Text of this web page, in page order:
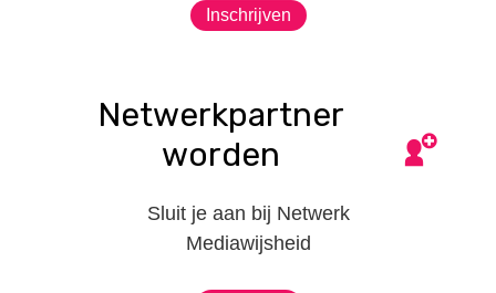
Inschrijven
Netwerkpartner
worden
Sluit je aan bij Netwerk
Mediawijsheid